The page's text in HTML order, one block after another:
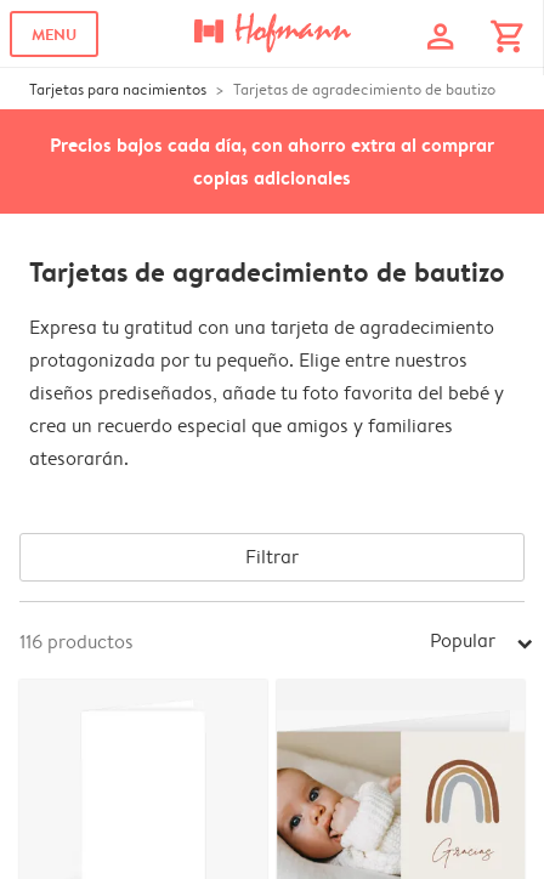
MENU profile shopping_cart
Tarjetas para nacimientos Tarjetas de agradecimiento de bautizo
Precios bajos cada día, con ahorro extra al comprar
copias adicionales
Tarjetas de agradecimiento de bautizo
Expresa tu gratitud con una tarjeta de agradecimiento
protagonizada por tu pequeño. Elige entre nuestros
diseños prediseñados, añade tu foto favorita del bebé y
crea un recuerdo especial que amigos y familiares
atesorarán.
Filtrar
116 productos Popular arrow_right